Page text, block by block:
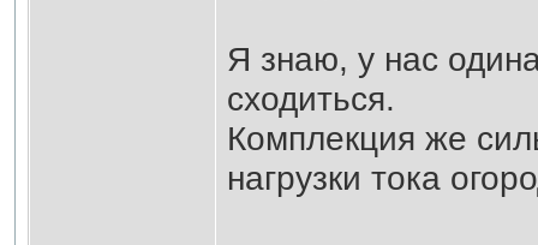
Я знаю, у нас
сходиться.
Комплекция же
нагрузки тока